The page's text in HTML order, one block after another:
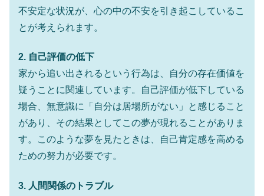
不安定な状況が、心の中の不安を引き起こしているこ
とが考えられます。
2. 自己評価の低下
家から追い出されるという行為は、自分の存在価値を
疑うことに関連しています。自己評価が低下している
場合、無意識に「自分は居場所がない」と感じること
があり、その結果としてこの夢が現れることがありま
す。このような夢を見たときは、自己肯定感を高める
ための努力が必要です。
3. 人間関係のトラブル